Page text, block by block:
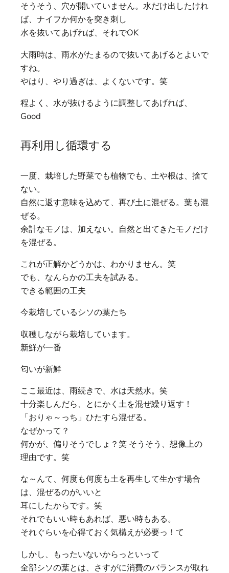
そうそう、穴が開いていません。水だけ出したけれ
ば、 ナイフか何かを突き刺し
水を抜いてあげれば、それでOK
大雨時は、雨水がたまるので抜いてあげるとよいで
すね。
やはり、やり過ぎは、よくないです。笑
程よく、水が抜けるように調整してあげれば、
Good
再利用し循環する
一度、栽培した野菜でも植物でも、土や根は、捨て
ない。
自然に返す意味を込めて、再び土に混ぜる。葉も混
ぜる。
余計なモノは、加えない。自然と出てきたモノだけ
を混ぜる。
これが正解かどうかは、わかりません。笑
でも、なんらかの工夫を試みる。
できる範囲の工夫
今栽培しているシソの葉たち
収穫しながら栽培しています。
新鮮が一番
匂いが新鮮
ここ最近は、雨続きで、水は天然水。笑
十分楽しんだら、とにかく土を混ぜ繰り返す！
「おりゃ～っち」ひたすら混ぜる。
なぜかって？
何かが、偏りそうでしょ？笑 そうそう、想像上の
理由です。笑
な～んて、何度も何度も土を再生して生かす場合
は、混ぜるのがいいと
耳にしたからです。笑
それでもいい時もあれば、悪い時もある。
それぐらいを心得ておく気構えが必要っ！て
しかし、もったいないからっといって
全部シソの葉とは、さすがに消費のバランスが取れ